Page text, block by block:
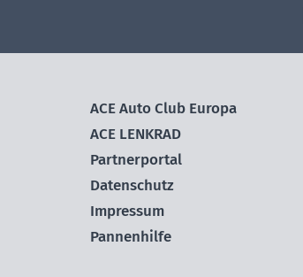
ACE Auto Club Europa
ACE LENKRAD
Partnerportal
Datenschutz
Impressum
Pannenhilfe